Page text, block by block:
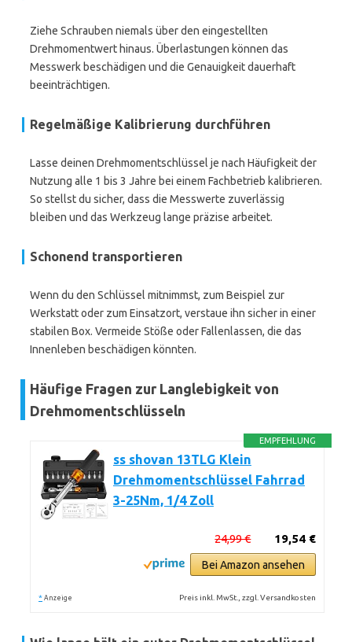
Ziehe Schrauben niemals über den eingestellten
Drehmomentwert hinaus. Überlastungen können das
Messwerk beschädigen und die Genauigkeit dauerhaft
beeinträchtigen.
Regelmäßige Kalibrierung durchführen
Lasse deinen Drehmomentschlüssel je nach Häufigkeit der
Nutzung alle 1 bis 3 Jahre bei einem Fachbetrieb kalibrieren.
So stellst du sicher, dass die Messwerte zuverlässig
bleiben und das Werkzeug lange präzise arbeitet.
Schonend transportieren
Wenn du den Schlüssel mitnimmst, zum Beispiel zur
Werkstatt oder zum Einsatzort, verstaue ihn sicher in einer
stabilen Box. Vermeide Stöße oder Fallenlassen, die das
Innenleben beschädigen könnten.
Häufige Fragen zur Langlebigkeit von
Drehmomentschlüsseln
EMPFEHLUNG
ss shovan 13TLG Klein
Drehmomentschlüssel Fahrrad
3-25Nm, 1/4 Zoll
19,54 €
24,99 €
Bei Amazon ansehen
* Anzeige Preis inkl. MwSt., zzgl. Versandkosten